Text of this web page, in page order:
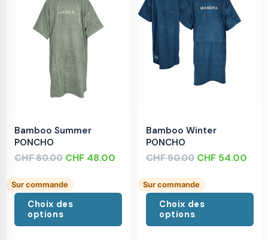
Bamboo Summer
PONCHO
CHF80.00 CHF 48.00
Sur commande
Choix des
options
Bamboo Winter
PONCHO
CHF90.00 CHF 54.00
Sur commande
Choix des
options